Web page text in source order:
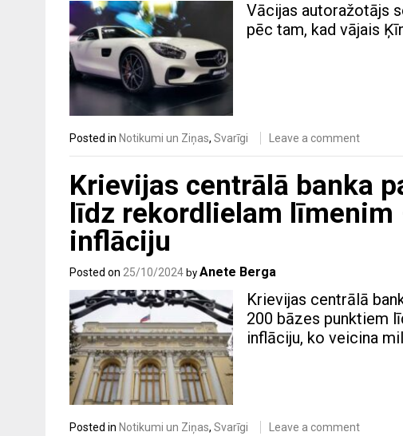
Vācijas autoražotājs
pēc tam, kad vājais
Posted in Notikumi un Ziņas, Svarīgi Leave a comment
Krievijas centrālā banka
līdz rekordlielam līmenim
inflāciju
Posted on 25/10/2024 by Anete Berga
Krievijas centrālā
200 bāzes punktiem
inflāciju, ko veicina
Posted in Notikumi un Ziņas, Svarīgi Leave a comment